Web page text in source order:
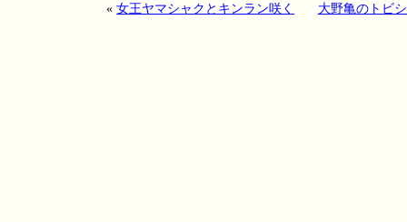
«女王ヤマシャクとキンラン咲く 大野亀のトビ